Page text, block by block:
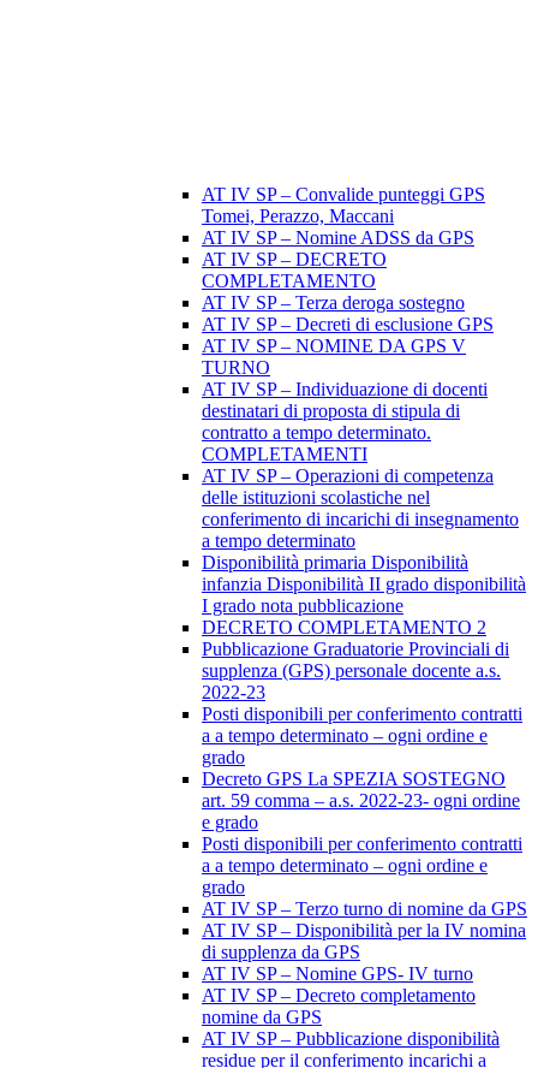
AT IV SP – Convalide punteggi GPS
Tomei, Perazzo, Maccani
AT IV SP – Nomine ADSS da GPS
AT IV SP – DECRETO
COMPLETAMENTO
AT IV SP – Terza deroga sostegno
AT IV SP – Decreti di esclusione GPS
AT IV SP – NOMINE DA GPS V
TURNO
AT IV SP – Individuazione di docenti
destinatari di proposta di stipula di
contratto a tempo determinato.
COMPLETAMENTI
AT IV SP – Operazioni di competenza
delle istituzioni scolastiche nel
conferimento di incarichi di insegnamento
a tempo determinato
Disponibilità primaria Disponibilità
infanzia Disponibilità II grado disponibilità
I grado nota pubblicazione
DECRETO COMPLETAMENTO 2
Pubblicazione Graduatorie Provinciali di
supplenza (GPS) personale docente a.s.
2022-23
Posti disponibili per conferimento contratti
a a tempo determinato – ogni ordine e
grado
Decreto GPS La SPEZIA SOSTEGNO
art. 59 comma – a.s. 2022-23- ogni ordine
e grado
Posti disponibili per conferimento contratti
a a tempo determinato – ogni ordine e
grado
AT IV SP – Terzo turno di nomine da GPS
AT IV SP – Disponibilità per la IV nomina
di supplenza da GPS
AT IV SP – Nomine GPS- IV turno
AT IV SP – Decreto completamento
nomine da GPS
AT IV SP – Pubblicazione disponibilità
residue per il conferimento incarichi a